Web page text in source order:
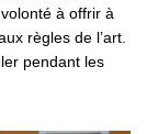
à offrir à
règles de l’art.
pendant les